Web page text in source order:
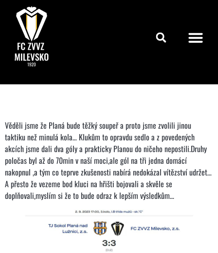
Věděli jsme že Planá bude těžký soupeř a proto jsme zvolili jinou
taktiku než minulá kola… Klukům to opravdu sedlo a z povedených
akcích jsme dali dva góly a prakticky Planou do ničeho nepostili.Druhy
poločas byl až do 70min v naší moci,ale gól na tři jedna domácí
nakopnul ,a tým co teprve zkušenosti nabírá nedokázal vítězství udržet…
A přesto že vezeme bod kluci na hřišti bojovali a skvěle se
doplňovali,myslím si že to bude odraz k lepším výsledkům…